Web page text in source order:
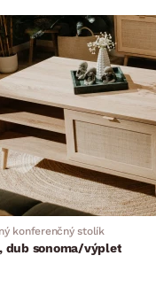
konferenčný stolík
dub sonoma/výplet